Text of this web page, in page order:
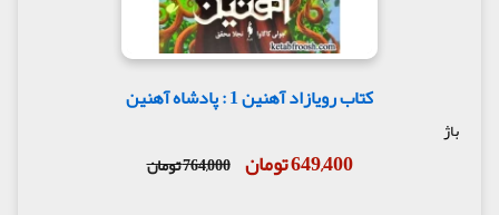
کتاب رویازاد آهنین 1 : پادشاه آهنین
باژ
649,400 تومان 764,000 تومان